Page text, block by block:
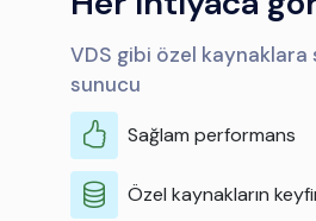
VDS gibi özel kaynaklara
sunucu
Sağlam performans
Özel kaynakların keyfini